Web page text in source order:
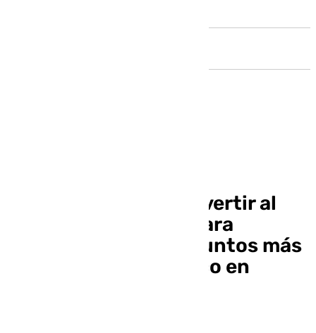
Transportes prevé invertir al
menos 40 millones para
resolver uno de los puntos más
conflictivos del tráfico en